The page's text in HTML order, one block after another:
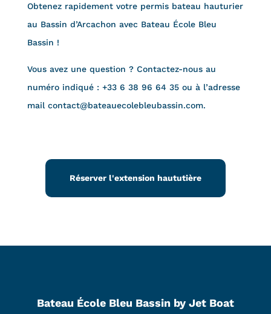
Obtenez rapidement votre permis bateau hauturier
au Bassin d’Arcachon avec Bateau École Bleu
Bassin !
Vous avez une question ? Contactez-nous au
numéro indiqué : +33 6 38 96 64 35 ou à l’adresse
mail contact@bateauecolebleubassin.com.
Réserver l'extension haututière
Bateau École Bleu Bassin by Jet Boat